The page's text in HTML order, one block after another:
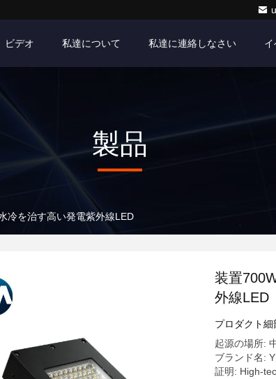
ビデオ 私達について 私達に連絡しなさい
製品
冷を治す高い発電紫外線LED
装置
外線LED
プロダクト細
起源の場所:
ブランド名:
証明: High-